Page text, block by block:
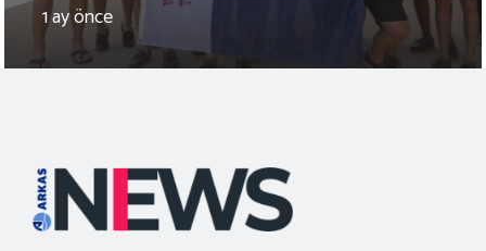
1 ay önce